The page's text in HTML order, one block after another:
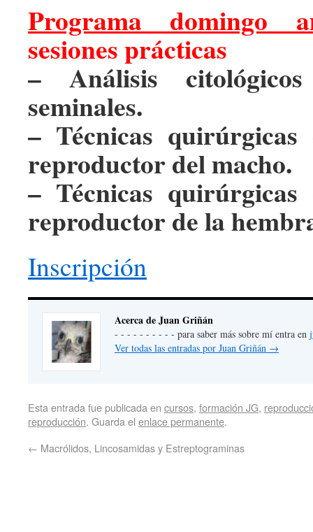
Programa domingo
sesiones prácticas
– Análisis
seminales.
– Técnicas
reproductor del macho.
– Técnicas
reproductor de la
Inscripción
Acerca de Juan Griñán
- - - - - - - - - - para saber más sobre mí entra en
Ver todas las entradas por Juan Griñán →
Esta entrada fue publicada en cursos, formación JG,
reproducción. Guarda el enlace permanente.
← Macrólidos, Lincosamidas y Estreptograminas